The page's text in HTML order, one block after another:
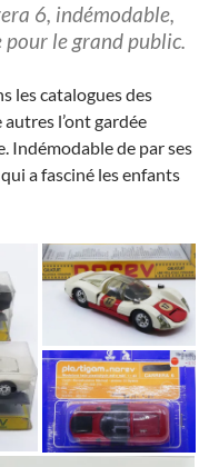
6, indémodable,
le grand public.
les catalogues des
l’ont gardée
Indémodable de par ses
a fasciné les enfants